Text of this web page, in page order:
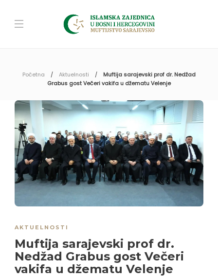
Početna Aktuelnosti
Muftija sarajevski prof dr. Nedžad
Grabus gost Večeri vakifa u džematu Velenje
AKTUELNOSTI
Muftija sarajevski prof dr.
Nedžad Grabus gost Večeri
vakifa u džematu Velenje